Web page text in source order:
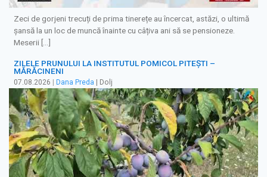
Zeci de gorjeni trecuți de prima tinerețe au încercat, astăzi, o ultimă
șansă la un loc de muncă înainte cu câțiva ani să se pensioneze.
Meserii […]
ZILELE PRUNULUI LA INSTITUTUL POMICOL PITEȘTI –
MĂRĂCINENI
07.08.2026 | Dana Preda | Dolj